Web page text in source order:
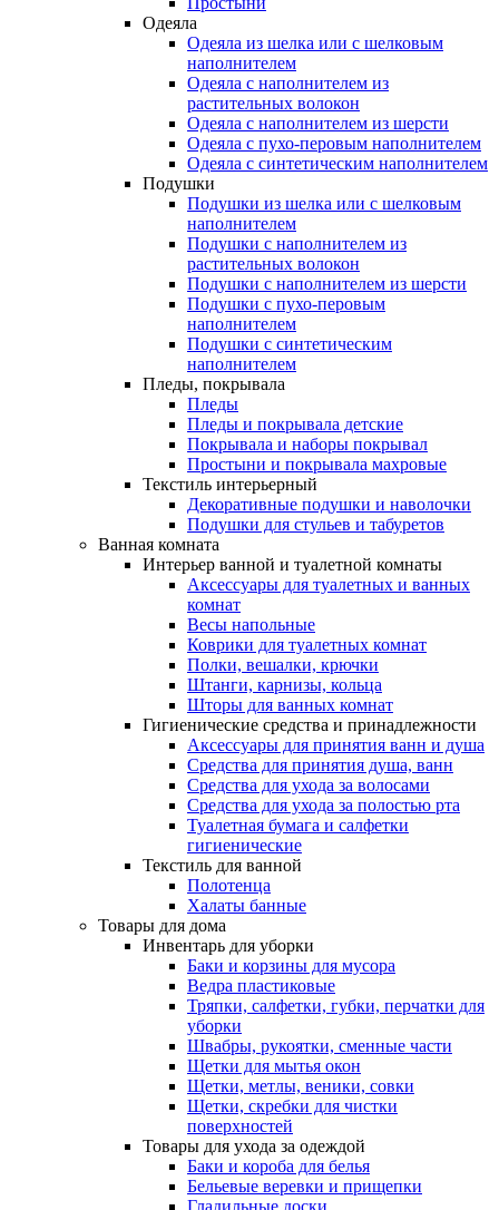
Одеяла
Одеяла из шелка или с шелковым
наполнителем
Одеяла с наполнителем из
растительных волокон
Одеяла с наполнителем из шерсти
Одеяла с пухо-перовым наполнителем
Одеяла с синтетическим наполнителем
Подушки
Подушки из шелка или с шелковым
наполнителем
Подушки с наполнителем из
растительных волокон
Подушки с наполнителем из шерсти
Подушки с пухо-перовым
наполнителем
Подушки с синтетическим
наполнителем
Пледы, покрывала
Пледы
Пледы и покрывала детские
Покрывала и наборы покрывал
Простыни и покрывала махровые
Текстиль интерьерный
Декоративные подушки и наволочки
Подушки для стульев и табуретов
Ванная комната
Интерьер ванной и туалетной комнаты
Аксессуары для туалетных и ванных
комнат
Весы напольные
Коврики для туалетных комнат
Полки, вешалки, крючки
Штанги, карнизы, кольца
Шторы для ванных комнат
Гигиенические средства и принадлежности
Аксессуары для принятия ванн и душа
Средства для принятия душа, ванн
Средства для ухода за волосами
Средства для ухода за полостью рта
Туалетная бумага и салфетки
гигиенические
Текстиль для ванной
Полотенца
Халаты банные
Товары для дома
Инвентарь для уборки
Баки и корзины для мусора
Ведра пластиковые
Тряпки, салфетки, губки, перчатки для
уборки
Швабры, рукоятки, сменные части
Щетки для мытья окон
Щетки, метлы, веники, совки
Щетки, скребки для чистки
поверхностей
Товары для ухода за одеждой
Баки и короба для белья
Бельевые веревки и прищепки
Гладильные доски